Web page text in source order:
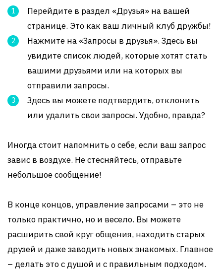
Перейдите в раздел «Друзья» на вашей
странице. Это как ваш личный клуб дружбы!
Нажмите на «Запросы в друзья». Здесь вы
увидите список людей, которые хотят стать
вашими друзьями или на которых вы
отправили запросы.
Здесь вы можете подтвердить, отклонить
или удалить свои запросы. Удобно, правда?
Иногда стоит напомнить о себе, если ваш запрос
завис в воздухе. Не стесняйтесь, отправьте
небольшое сообщение!
В конце концов, управление запросами – это не
только практично, но и весело. Вы можете
расширить свой круг общения, находить старых
друзей и даже заводить новых знакомых. Главное
– делать это с душой и с правильным подходом.